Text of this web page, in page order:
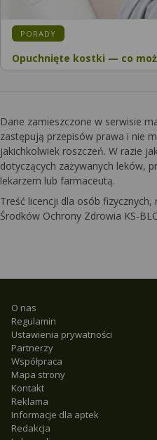
KATEGORIA:
PORADY
Opuchnięte kostki — co
Dane zamieszczone w serwisie
zastępują przepisów prawa i nie
jakichkolwiek roszczeń. W razie
dotyczących zażywanych leków,
lekarzem lub farmaceutą.
Treść licencji dla osób
Środków Ochrony Zdrowia KS-
O nas
Regulamin
Ustawienia prywatności
Partnerzy
Współpraca
Mapa strony
Kontakt
Reklama
Informacje dla aptek
Redakcja